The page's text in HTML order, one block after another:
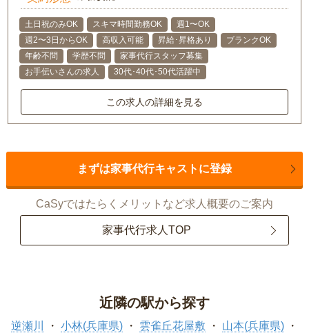
土日祝のみOK スキマ時間勤務OK
週1〜OK
週2〜3日からOK
高収入可能 昇給･昇格あり
ブランクOK
年齢不問
学歴不問
家事代行スタッフ募集
お手伝いさんの求人
30代･40代･50代活躍中
この求人の詳細を見る
まずは家事代行キャストに登録
CaSyではたらくメリットなど求人概要のご案内
家事代行求人TOP
近隣の駅から探す
逆瀬川 小林(兵庫県) 雲雀丘花屋敷
山本(兵庫県)